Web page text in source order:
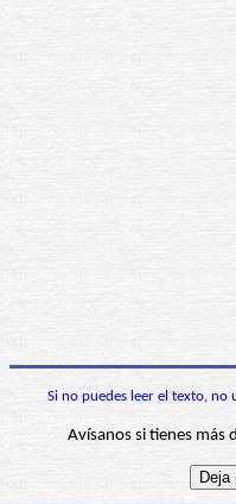
Si no puedes leer el texto, no
Avísanos si tienes más